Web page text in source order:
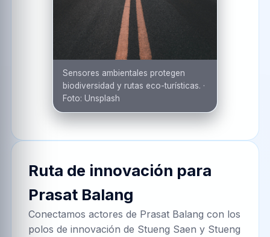
Sensores ambientales protegen
biodiversidad y rutas eco-turísticas. ·
Foto: Unsplash
Ruta de innovación para
Prasat Balang
Conectamos actores de Prasat Balang con los
polos de innovación de Stueng Saen y Stueng